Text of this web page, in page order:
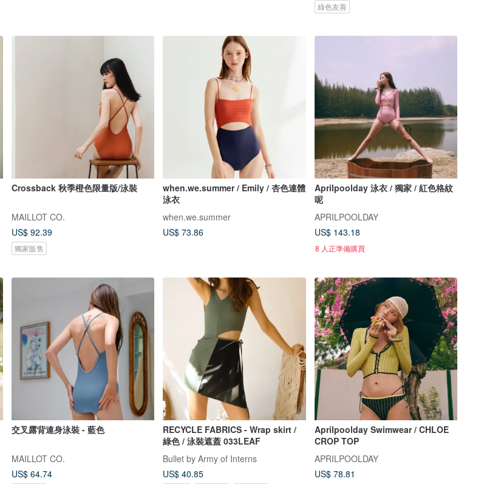
綠色友善
Crossback 秋季橙色限量版/泳裝
MAILLOT CO.
US$ 92.39
獨家販售
when.we.summer / Emily / 杏色連體
泳衣
when.we.summer
US$ 73.86
Aprilpoolday 泳衣 / 獨家 / 紅色格紋
呢
APRILPOOLDAY
US$ 143.18
8 人正準備購買
交叉露背連身泳裝 - 藍色
MAILLOT CO.
US$ 64.74
RECYCLE FABRICS - Wrap skirt /
綠色 / 泳裝遮蓋 033LEAF
Bullet by Army of Interns
US$ 40.85
Aprilpoolday Swimwear / CHLOE
CROP TOP
APRILPOOLDAY
US$ 78.81